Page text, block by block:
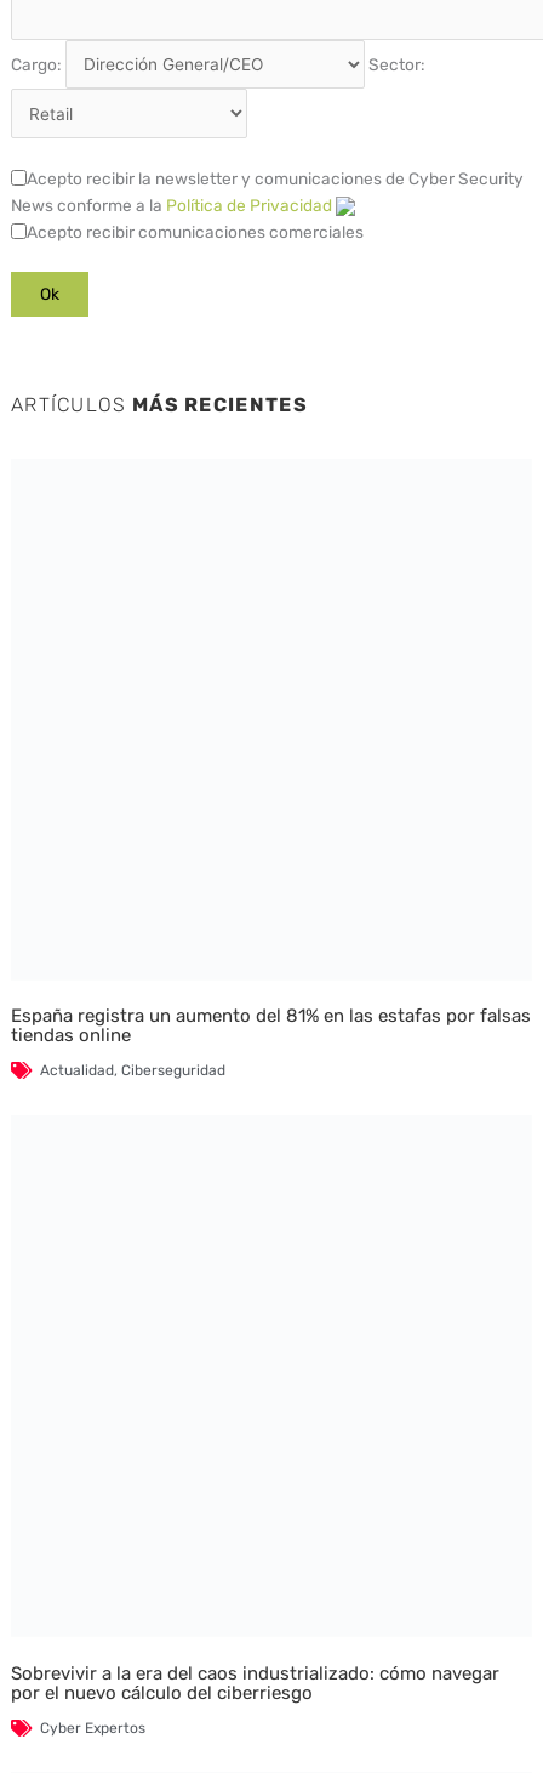
Cargo: Sector:
Acepto recibir la newsletter y comunicaciones de Cyber Security
News conforme a la Política de Privacidad
Acepto recibir comunicaciones comerciales
ARTÍCULOS MÁS RECIENTES
España registra un aumento del 81% en las estafas por falsas
tiendas online
Actualidad, Ciberseguridad
Sobrevivir a la era del caos industrializado: cómo navegar
por el nuevo cálculo del ciberriesgo
Cyber Expertos